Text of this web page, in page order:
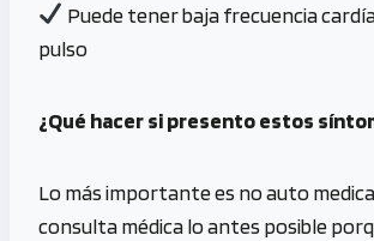
Puede tener baja frecuencia
pulso
¿Qué hacer si presento estos
Lo más importante es no auto
consulta médica lo antes posible